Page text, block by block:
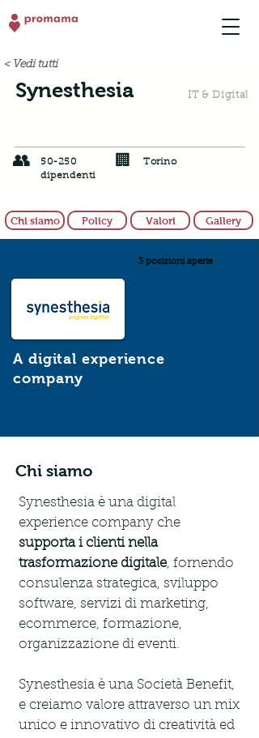
< Vedi tutti
Synesthesia IT & Digital
👥
50-250
dipendenti
Torino
🏢
Chi siamo Policy Valori Gallery
3 posizioni aperte
A digital experience
company
Chi siamo
Synesthesia è una digital
experience company che
supporta i clienti nella
trasformazione digitale, fornendo
consulenza strategica, sviluppo
software, servizi di marketing,
ecommerce, formazione,
organizzazione di eventi.
Synesthesia è una Società Benefit,
e creiamo valore attraverso un mix
unico e innovativo di creatività ed